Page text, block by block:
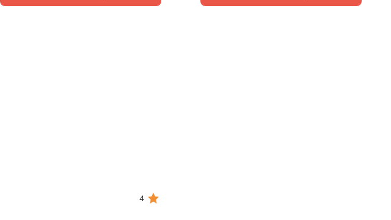
4